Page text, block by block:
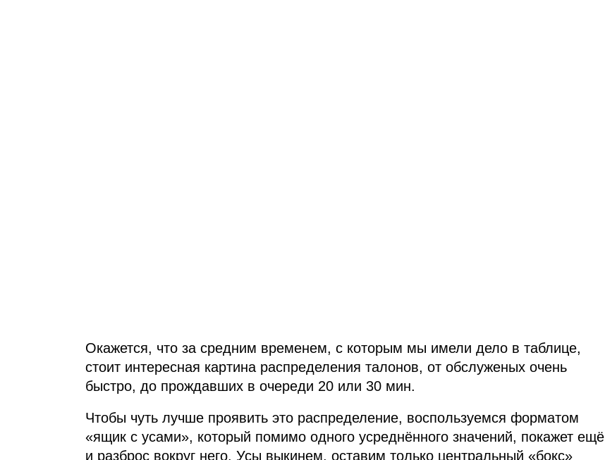
Окажется, что за средним временем, с которым мы имели дело в таблице,
стоит интересная картина распределения талонов, от обслуженых очень
быстро, до прождавших в очереди 20 или 30 мин.
Чтобы чуть лучше проявить это распределение, воспользуемся форматом
«ящик с усами», который помимо одного усреднённого значений, покажет ещё
и разброс вокруг него. Усы выкинем, оставим только центральный «бокс»